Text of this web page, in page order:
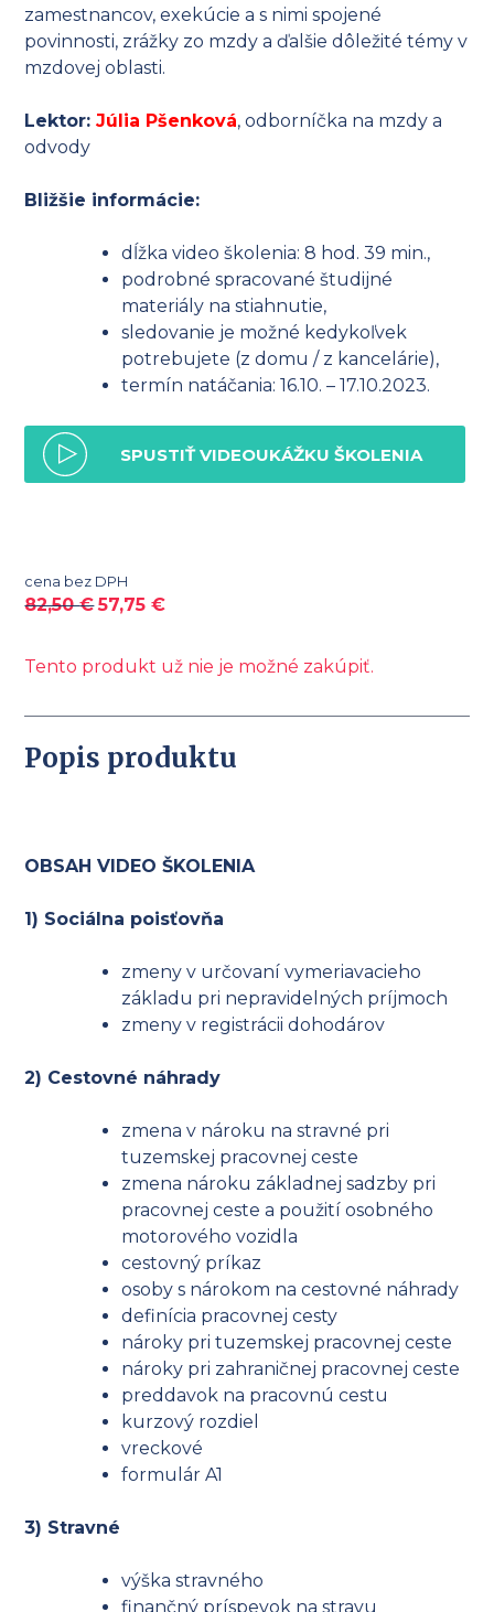
zamestnancov, exekúcie a s nimi spojené
povinnosti, zrážky zo mzdy a ďalšie dôležité témy v
mzdovej oblasti.
Lektor:Júlia Pšenková, odborníčka na mzdy a
odvody
Bližšie informácie:
dĺžka video školenia: 8 hod. 39 min.,
podrobné spracované študijné
materiály na stiahnutie,
sledovanie je možné kedykoľvek
potrebujete (z domu / z kancelárie),
termín natáčania: 16.10. – 17.10.2023.
SPUSTIŤ VIDEOUKÁŽKU ŠKOLENIA
cena bez DPH
82,50€ 57,75€
Tento produkt už nie je možné zakúpiť.
Popis produktu
OBSAH VIDEO ŠKOLENIA
1) Sociálna poisťovňa
zmeny v určovaní vymeriavacieho
základu pri nepravidelných príjmoch
zmeny v registrácii dohodárov
2) Cestovné náhrady
zmena v nároku na stravné pri
tuzemskej pracovnej ceste
zmena nároku základnej sadzby pri
pracovnej ceste a použití osobného
motorového vozidla
cestovný príkaz
osoby s nárokom na cestovné náhrady
definícia pracovnej cesty
nároky pri tuzemskej pracovnej ceste
nároky pri zahraničnej pracovnej ceste
preddavok na pracovnú cestu
kurzový rozdiel
vreckové
formulár A1
3) Stravné
výška stravného
finančný príspevok na stravu